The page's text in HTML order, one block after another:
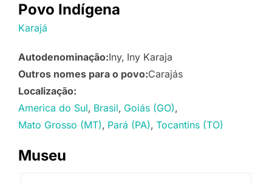
Povo Indígena
Karajá
Autodenominação:Iny Iny Karaja
Outros nomes para o povo:Carajás
Localização:
America do Sul Brasil Goiás (GO)
Mato Grosso (MT) Pará (PA) Tocantins (TO)
Museu